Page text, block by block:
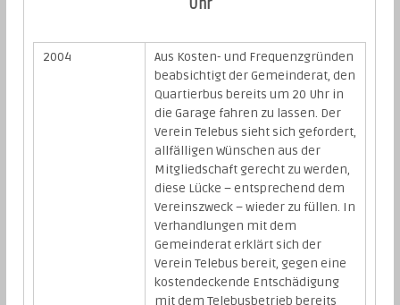
Uhr
2004
Aus Kosten- und Frequenzgründen
beabsichtigt der Gemeinderat, den
Quartierbus bereits um 20 Uhr in
die Garage fahren zu lassen. Der
Verein Telebus sieht sich gefordert,
allfälligen Wünschen aus der
Mitgliedschaft gerecht zu werden,
diese Lücke – entsprechend dem
Vereinszweck – wieder zu füllen. In
Verhandlungen mit dem
Gemeinderat erklärt sich der
Verein Telebus bereit, gegen eine
kostendeckende Entschädigung
mit dem Telebusbetrieb bereits